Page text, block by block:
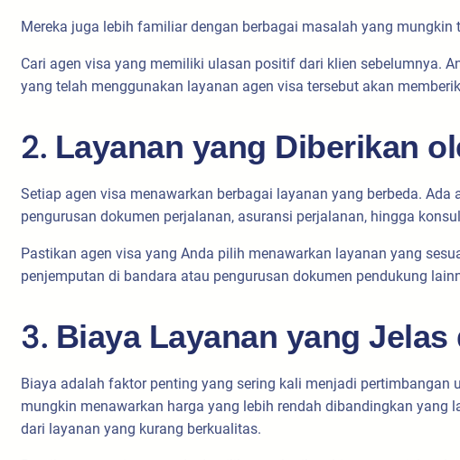
Mereka juga lebih familiar dengan berbagai masalah yang
Cari agen visa yang memiliki ulasan positif dari klien sebelumnya.
yang telah menggunakan layanan agen visa tersebut akan
2. Layanan yang Diberikan
Setiap agen visa menawarkan berbagai layanan yang berbeda.
pengurusan dokumen perjalanan, asuransi perjalanan, hingga
Pastikan agen visa yang Anda pilih menawarkan layanan yang
penjemputan di bandara atau pengurusan dokumen pendukung
3. Biaya Layanan yang Jelas
Biaya adalah faktor penting yang sering kali menjadi pertimbangan
mungkin menawarkan harga yang lebih rendah dibandingkan
dari layanan yang kurang berkualitas.